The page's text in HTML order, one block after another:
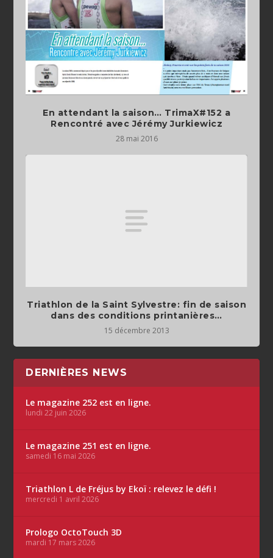
En attendant la saison… TrimaX#152 a
Rencontré avec Jérémy Jurkiewicz
28 mai 2016
Triathlon de la Saint Sylvestre: fin de saison
dans des conditions printanières…
15 décembre 2013
DERNIÈRES NEWS
Le magazine 252 est en ligne.
lundi 22 juin 2026
Le magazine 251 est en ligne.
samedi 16 mai 2026
Triathlon L de Fréjus by Ekoï : relevez le défi !
mercredi 1 avril 2026
Prologo OctoTouch 3D
mardi 17 mars 2026